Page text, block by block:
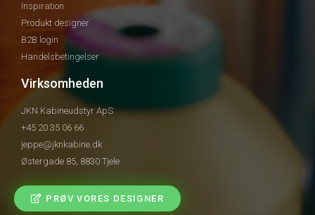
Inspiration
Produkt designer
B2B login
Handelsbetingelser
Virksomheden
JKN Kabineudstyr ApS
+45 20 35 06 66
jeppe@jknkabine.dk
Østergade 85, 8830 Tjele
PRØV VORES DESIGNER